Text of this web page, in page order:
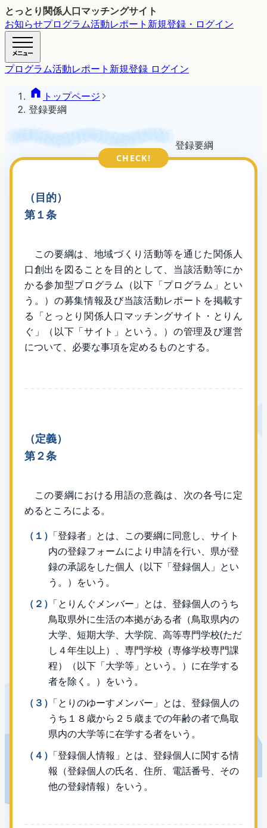
とっとり関係人口マッチングサイト
お知らせプログラム活動レポート 新規登録・ログイン
プログラム活動レポート 新規登録 ログイン
トップページ
登録要綱
登録要綱
（目的）
第１条
この要綱は、地域づくり活動等を通じた関係人
口創出を図ることを目的として、当該活動等にか
かる参加型プログラム（以下「プログラム」とい
う。）の募集情報及び当該活動レポートを掲載す
る「とっとり関係人口マッチングサイト・とりん
ぐ」（以下「サイト」という。）の管理及び運営
について、必要な事項を定めるものとする。
（定義）
第２条
この要綱における用語の意義は、次の各号に定
めるところによる。
（１） 「登録者」とは、この要綱に同意し、サイト
内の登録フォームにより申請を行い、県が登
録の承認をした個人（以下「登録個人」とい
う。）をいう。
（２） 「とりんぐメンバー」とは、登録個人のうち
鳥取県外に生活の本拠がある者（鳥取県内の
大学、短期大学、大学院、高等専門学校(ただ
し４年生以上）、専門学校（専修学校専門課
程）（以下「大学等」という。）に在学する
者を除く。）をいう。
（３） 「とりのゆーすメンバー」とは、登録個人の
うち１８歳から２５歳までの年齢の者で鳥取
県内の大学等に在学する者をいう。
（４） 「登録個人情報」とは、登録個人に関する情
報（登録個人の氏名、住所、電話番号、その
他の登録情報）をいう。